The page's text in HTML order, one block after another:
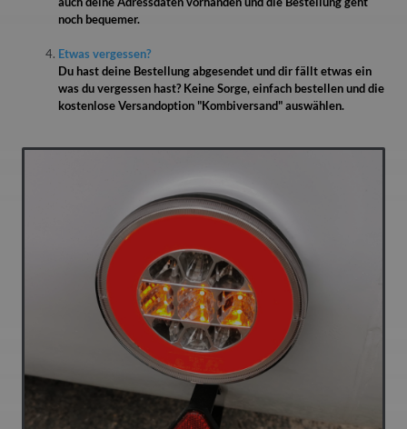
noch bequemer.
Etwas vergessen?
Du hast deine Bestellung abgesendet und dir fällt etwas ein
was du vergessen hast? Keine Sorge, einfach bestellen und die
kostenlose Versandoption "Kombiversand" auswählen.